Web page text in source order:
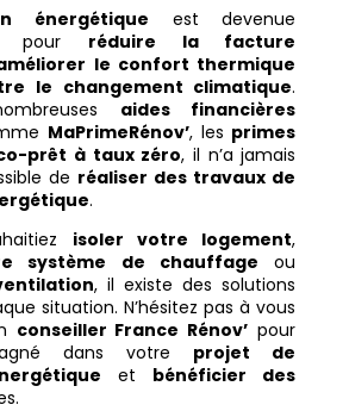
énergétique est devenue
pour réduire la facture
le confort thermique
le changement climatique.
aides financières
MaPrimeRénov’, les primes
prêt à taux zéro, il n’a jamais
de réaliser des travaux de
.
isoler votre logement,
système de chauffage ou
, il existe des solutions
situation. N’hésitez pas à vous
conseiller France Rénov’ pour
dans votre projet de
et bénéficier des